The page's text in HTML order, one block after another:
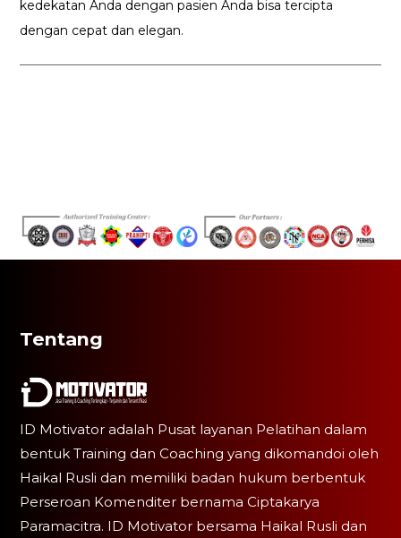
kedekatan Anda dengan pasien Anda bisa tercipta
dengan cepat dan elegan.
Tentang
ID Motivator adalah Pusat layanan Pelatihan dalam
bentuk Training dan Coaching yang dikomandoi oleh
Haikal Rusli dan memiliki badan hukum berbentuk
Perseroan Komenditer bernama Ciptakarya
Paramacitra. ID Motivator bersama Haikal Rusli dan